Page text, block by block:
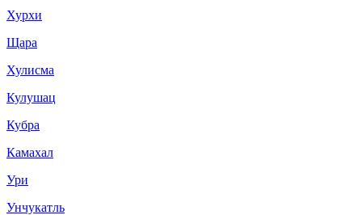
Хурхи
Щара
Хулисма
Кулушац
Кубра
Камахал
Ури
Унчукатль